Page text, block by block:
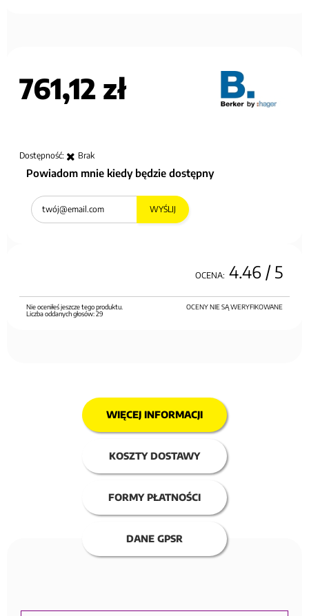
761,12 zł
Dostępność: Brak
Powiadom mnie kiedy będzie dostępny
WYŚLIJ
OCENA: 4.46 / 5
OCENY NIE SĄ WERYFIKOWANE
Nie oceniłeś jeszcze tego produktu.
Liczba oddanych głosów:29
WIĘCEJ INFORMACJI
KOSZTY DOSTAWY
FORMY PŁATNOŚCI
DANE GPSR